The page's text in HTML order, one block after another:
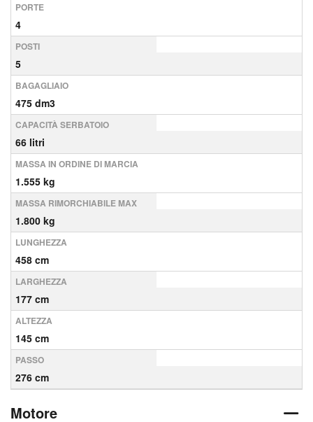
PORTE
4
POSTI
5
BAGAGLIAIO
475 dm3
CAPACITÀ SERBATOIO
66 litri
MASSA IN ORDINE DI MARCIA
1.555 kg
MASSA RIMORCHIABILE MAX
1.800 kg
LUNGHEZZA
458 cm
LARGHEZZA
177 cm
ALTEZZA
145 cm
PASSO
276 cm
Motore